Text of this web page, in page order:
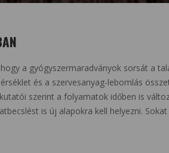
a gyógyszermaradványok sorsát a
és a szervesanyag-lebomlás
szerint a folyamatok időben is
is új alapokra kell helyezni.